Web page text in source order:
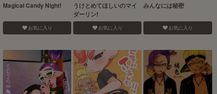
Magical Candy Night!
お気に入り
うけとめてほしいのマイ
ダーリン!
お気に入り
みんなには秘密
お気に入り